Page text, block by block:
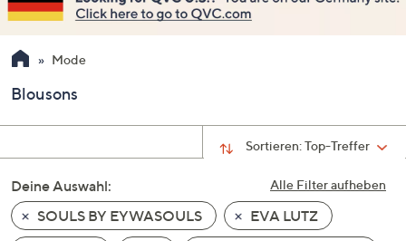
sind,
verwenden
Sie
Pfeiltasten
nach
und
nach
unten
oder
Mode
Blousons
Sortieren:Top-Treffer
Alle Filter aufheben
Deine Auswahl:
SOULS BY EYWASOULS
EVA LUTZ